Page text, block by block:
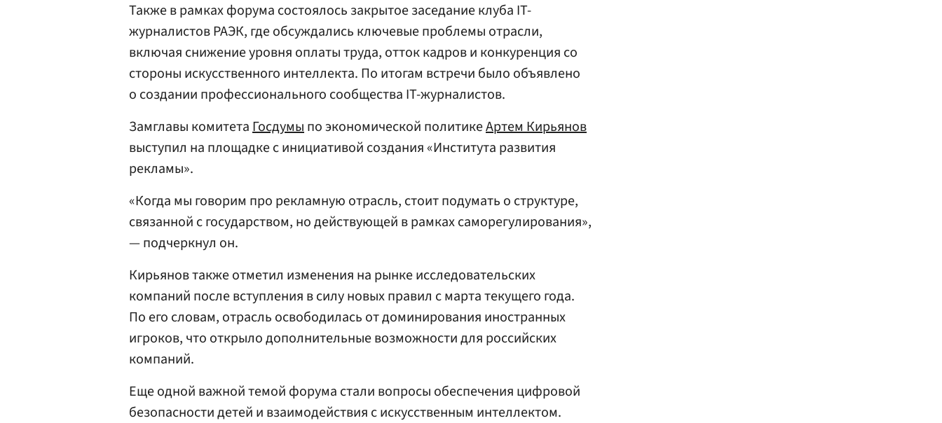
Также в рамках форума состоялось закрытое заседание клуба IT-
журналистов РАЭК, где обсуждались ключевые проблемы отрасли,
включая снижение уровня оплаты труда, отток кадров и конкуренция со
стороны искусственного интеллекта. По итогам встречи было объявлено
о создании профессионального сообщества IT-журналистов.
Замглавы комитетаГосдумыпо экономической политикеАртем Кирьянов
выступил на площадке с инициативой создания «Института развития
рекламы».
«Когда мы говорим про рекламную отрасль, стоит подумать о структуре,
связанной с государством, но действующей в рамках саморегулирования»,
— подчеркнул он.
Кирьянов также отметил изменения на рынке исследовательских
компаний после вступления в силу новых правил с марта текущего года.
По его словам, отрасль освободилась от доминирования иностранных
игроков, что открыло дополнительные возможности для российских
компаний.
Еще одной важной темой форума стали вопросы обеспечения цифровой
безопасности детей и взаимодействия с искусственным интеллектом.